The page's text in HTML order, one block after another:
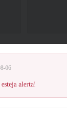
06
alerta!